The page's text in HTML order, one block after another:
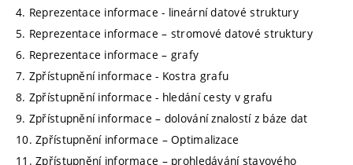
4. Reprezentace informace - lineární datové struktury
5. Reprezentace informace – stromové datové struktury
6. Reprezentace informace – grafy
7. Zpřístupnění informace - Kostra grafu
8. Zpřístupnění informace - hledání cesty v grafu
9. Zpřístupnění informace – dolování znalostí z báze dat
10. Zpřístupnění informace – Optimalizace
11. Zpřístupnění informace – prohledávání stavového